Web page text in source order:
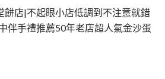
餅店|不起眼小店低調到不注意就錯
伴手禮推薦50年老店超人氣金沙蛋